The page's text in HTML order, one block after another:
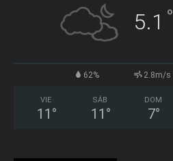
5.1 °
62% 2.8m/s
VIE
11 °
SÁB
11 °
DOM
7°